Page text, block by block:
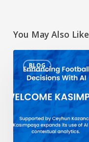
You May Also Like
BLOG
Améliorer
les
décisions
en
matière
de
football